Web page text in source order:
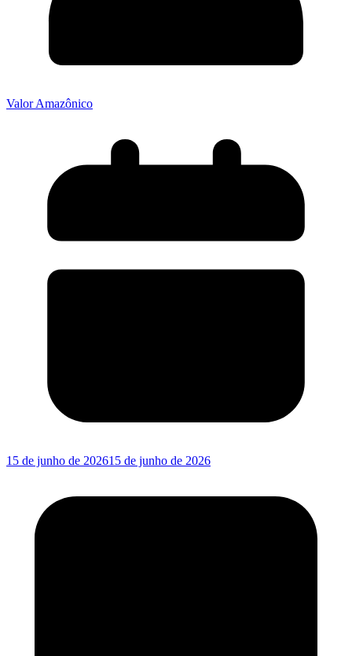
Valor Amazônico
15 de junho de 202615 de junho de 2026